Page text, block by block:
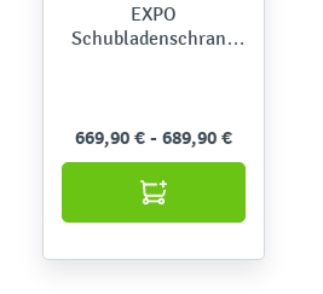
EXPO
Schubladenschrank
669,90 € - 689,90 €